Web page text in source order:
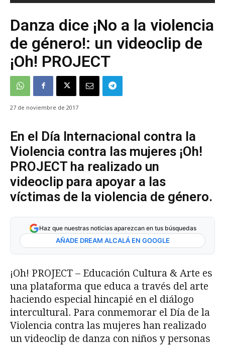
Danza dice ¡No a la violencia
de género!: un videoclip de
¡Oh! PROJECT
27 de noviembre de 2017
En el Día Internacional contra la
Violencia contra las mujeres ¡Oh!
PROJECT ha realizado un
videoclip para apoyar a las
víctimas de la violencia de género.
Haz que nuestras noticias aparezcan en tus búsquedas
AÑADE DREAM ALCALÁ EN GOOGLE
¡Oh! PROJECT – Educación Cultura & Arte es
una plataforma que educa a través del arte
haciendo especial hincapié en el diálogo
intercultural. Para conmemorar el Día de la
Violencia contra las mujeres han realizado
un videoclip de danza con niños y personas